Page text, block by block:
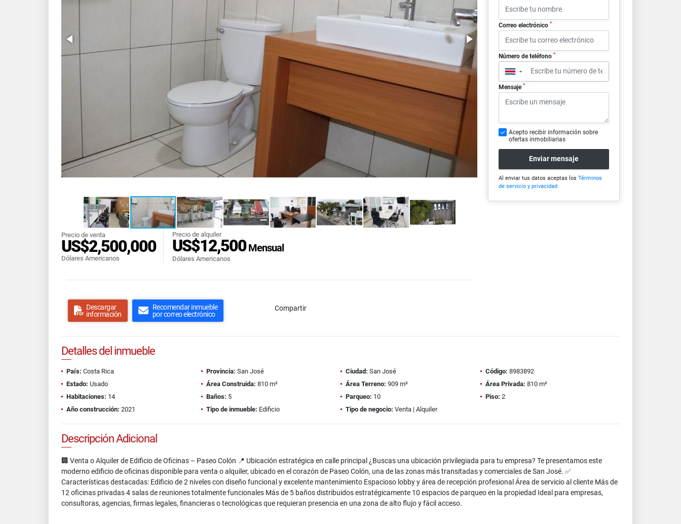
Precio de venta
US$2,500,000
Dólares Americanos
Precio de alquiler
US$12,500Mensual
Dólares Americanos
Descargar
información
Recomendar inmueble
por correo electrónico
Compartir
Correo electrónico *
Número de teléfono *
▼
Mensaje *
Acepto recibir información sobre
ofertas inmobiliarias
Enviar mensaje
Al enviar tus datos aceptas los Términos
de servicio y privacidad
Detalles del inmueble
País: Costa Rica Provincia: San José Ciudad: San José Código: 8983892
Estado: Usado Área Construida: 810 m² Área Terreno: 909 m² Área Privada: 810 m²
Habitaciones: 14 Baños: 5 Parqueo: 10 Piso: 2
Año construcción: 2021 Tipo de inmueble: Edificio Tipo de negocio: Venta | Alquiler
Descripción Adicional
🏢 Venta o Alquiler de Edificio de Oficinas – Paseo Colón 📍 Ubicación estratégica en calle principal ¿Buscas una ubicación privilegiada para tu empresa? Te presentamos este
moderno edificio de oficinas disponible para venta o alquiler, ubicado en el corazón de Paseo Colón, una de las zonas más transitadas y comerciales de San José. ✅
Características destacadas: Edificio de 2 niveles con diseño funcional y excelente mantenimiento Espacioso lobby y área de recepción profesional Área de servicio al cliente Más de
12 oficinas privadas 4 salas de reuniones totalmente funcionales Más de 5 baños distribuidos estratégicamente 10 espacios de parqueo en la propiedad Ideal para empresas,
consultoras, agencias, firmas legales, financieras o tecnológicas que requieran presencia en una zona de alto flujo y fácil acceso.